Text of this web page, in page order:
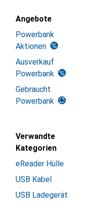
Angebote
Powerbank
Aktionen
Ausverkauf
Powerbank
Gebraucht
Powerbank
Verwandte
Kategorien
eReader Hülle
USB Kabel
USB Ladegerät